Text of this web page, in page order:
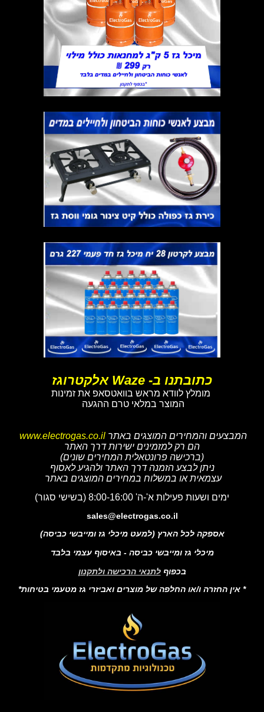
כתובתנו ב- Waze אלקטרוגז
מומלץ לוודא מראש בוואטסאפ את זמינות
המוצר במלאי טרם ההגעה
המבצעים והמחירים המוצגים באתר www.electrogas.co.il
הם רק למזמינים ישירות דרך האתר
(ברכישה פרונטאלית המחירים שונים)
ניתן לבצע הזמנה דרך האתר ולהגיע לאסוף
עצמאית או במשלוח במחירים המוצגים באתר
ימים ושעות פעילות א'-ה' 8:00-16:00 (בשישי סגור)
sales@electrogas.co.il
אספקה לכל הארץ (למעט מיכלי גז ומייבשי כביסה)
מיכלי גז ומייבשי כביסה - באיסוף עצמי בלבד
בכפוף לתנאי הרכישה ולתקנון
* אין החזרה ו/או החלפה של מוצרים ואביזרי גז מטעמי בטיחות*